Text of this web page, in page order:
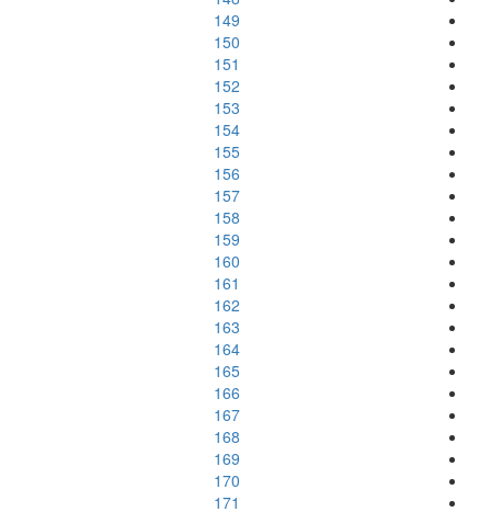
149
150
151
152
153
154
155
156
157
158
159
160
161
162
163
164
165
166
167
168
169
170
171